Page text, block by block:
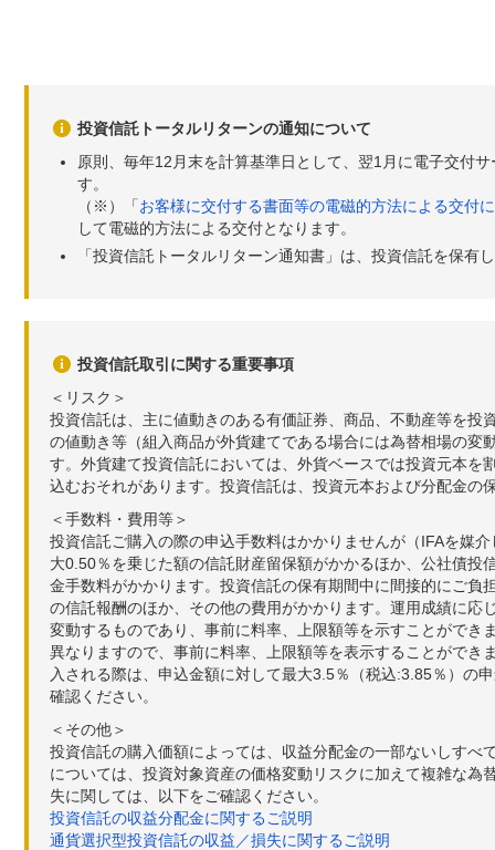
投資信託トータルリターンの通知について
原則、毎年12月末を計算基準日として、翌1月に電子交付
す。
（※）「お客様に交付する書面等の電磁的方法による交付
して電磁的方法による交付となります。
「投資信託トータルリターン通知書」は、投資信託を保有
投資信託取引に関する重要事項
＜リスク＞
投資信託は、主に値動きのある有価証券、商品、不動産等を
の値動き等（組入商品が外貨建てである場合には為替相場の
す。外貨建て投資信託においては、外貨ベースでは投資元本
込むおそれがあります。投資信託は、投資元本および分配金の
＜手数料・費用等＞
投資信託ご購入の際の申込手数料はかかりませんが（IFAを媒
大0.50％を乗じた額の信託財産留保額がかかるほか、公社債
金手数料がかかります。投資信託の保有期間中に間接的にご
の信託報酬のほか、その他の費用がかかります。運用成績に
変動するものであり、事前に料率、上限額等を示すことがで
異なりますので、事前に料率、上限額等を表示することがで
入される際は、申込金額に対して最大3.5％（税込:3.85％）の
確認ください。
＜その他＞
投資信託の購入価額によっては、収益分配金の一部ないしす
については、投資対象資産の価格変動リスクに加えて複雑な
失に関しては、以下をご確認ください。
投資信託の収益分配金に関するご説明
通貨選択型投資信託の収益／損失に関するご説明